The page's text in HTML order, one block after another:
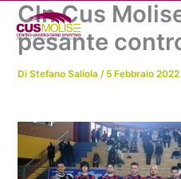
contenuto
Cln Cus
pesante
DiStefano Saliola/ 5 Febbraio 2022